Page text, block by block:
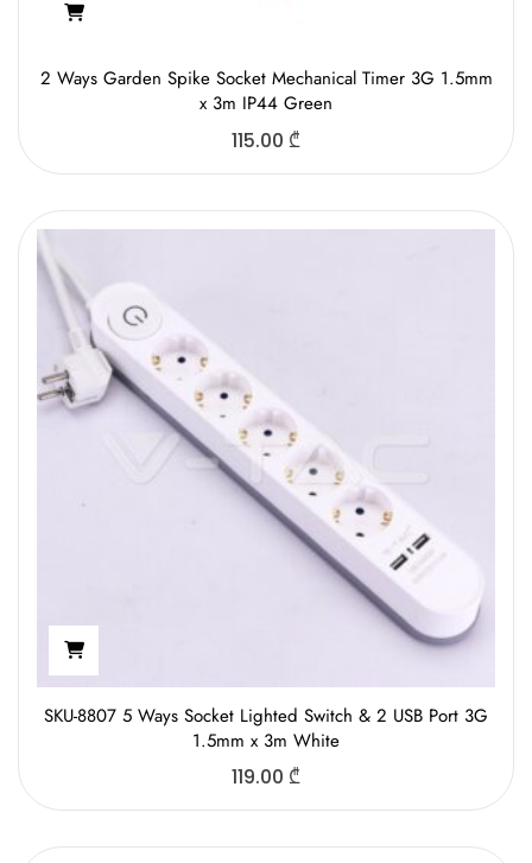
2 Ways Garden Spike Socket Mechanical Timer 3G 1.5mm
x 3m IP44 Green
115.00 ₾
SKU-8807 5 Ways Socket Lighted Switch & 2 USB Port 3G
1.5mm x 3m White
119.00 ₾